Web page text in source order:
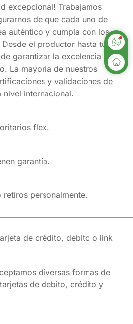
excepcional! Trabajamos
de que cada uno de
auténtico y cumpla con los
el productor hasta tu
garantizar la excelencia en
La mayoria de nuestros
y validaciones de
internacional.
flex.
garantía.
retiros personalmente.
de crédito, debito o link
diversas formas de
de debito, crédito y